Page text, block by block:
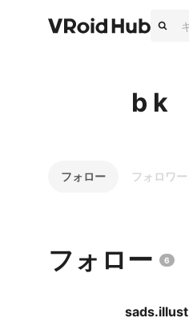
b k
フォロー フォロワー
フォロー 6
sads.illust